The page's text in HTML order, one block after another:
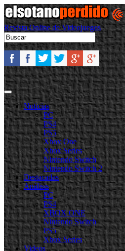
Revista Online de Videojuegos
Noticias
PC
PS4
PS5
Xbox One
Xbox Series
Nintendo Switch
Nintendo Switch 2
Destacadas
Análisis
PC
PS4
XBOX ONE
Nintendo Switch
PS5
Xbox Series
Videos